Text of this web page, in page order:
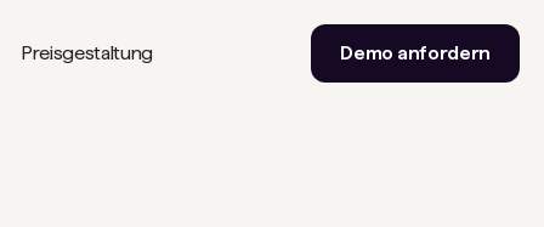
Preisgestaltung Demo anfordern